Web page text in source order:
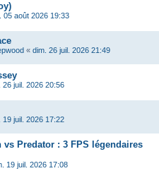
05 août 2026 19:33
« dim. 26 juil. 2026 21:49
26 juil. 2026 20:56
19 juil. 2026 17:22
Predator : 3 FPS légendaires
19 juil. 2026 17:08